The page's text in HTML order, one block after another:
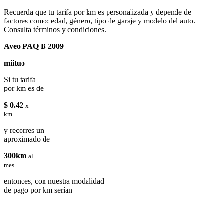
Recuerda que tu tarifa por km es personalizada y depende de
factores como: edad, género, tipo de garaje y modelo del auto.
Consulta términos y condiciones.
Aveo PAQ B 2009
miituo
Si tu tarifa
por km es de
$ 0.42 x
km
y recorres un
aproximado de
300km al
mes
entonces, con nuestra modalidad
de pago por km serían